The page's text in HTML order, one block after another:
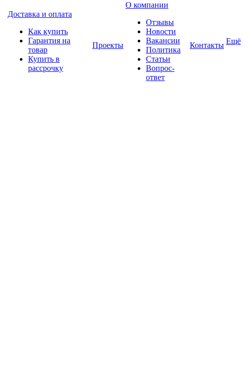
Доставка и оплата
Как купить
Гарантия на
товар
Купить в
рассрочку
Проекты
О компании
Отзывы
Новости
Вакансии
Политика
Статьи
Вопрос-
ответ
Контакты Ещё